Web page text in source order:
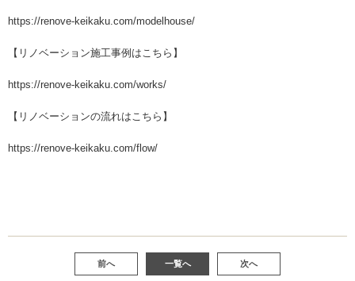
https://renove-keikaku.com/modelhouse/
【リノベーション施工事例はこちら】
https://renove-keikaku.com/works/
【リノベーションの流れはこちら】
https://renove-keikaku.com/flow/
前へ 一覧へ 次へ